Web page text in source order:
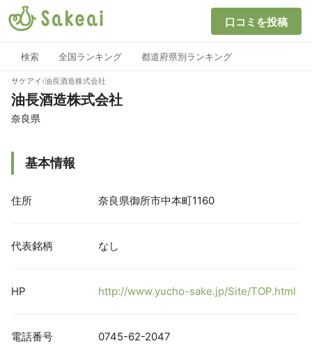
口コミを投稿
検索 全国ランキング 都道府県別ランキング
サケアイ ›油長酒造株式会社
油長酒造株式会社
奈良県
基本情報
住所 奈良県御所市中本町1160
代表銘柄 なし
HP http://www.yucho-sake.jp/Site/TOP.html
電話番号 0745-62-2047